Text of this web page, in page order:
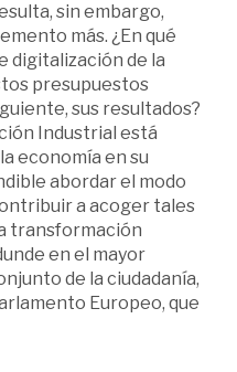
sin embargo,
más. ¿En qué
digitalización de la
presupuestos
sus resultados?
Industrial está
economía en su
abordar el modo
a acoger tales
transformación
en el mayor
de la ciudadanía,
Europeo, que